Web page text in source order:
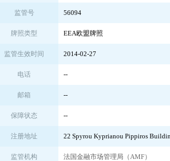
监管号 56094
牌照类型 EEA欧盟牌照
监管生效时间 2014-02-27
电话 --
邮箱 --
保障状态 --
注册地址 22 Spyrou Kyprianou Pippiros
监管机构 法国金融市场管理局（AMF）